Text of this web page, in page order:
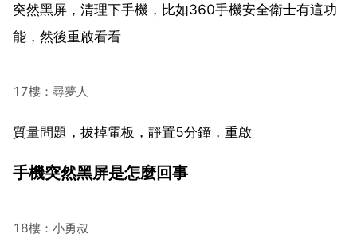
突然黑屏，清理下手機，比如360手機安全衛士有這功
能，然後重啟看看
17樓：尋夢人
質量問題，拔掉電板，靜置5分鐘，重啟
手機突然黑屏是怎麼回事
18樓：小勇叔